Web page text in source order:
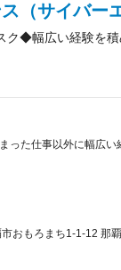
（サイバー
ク◆幅広い経験を
った仕事以外に幅広
おもろまち1-1-12 那